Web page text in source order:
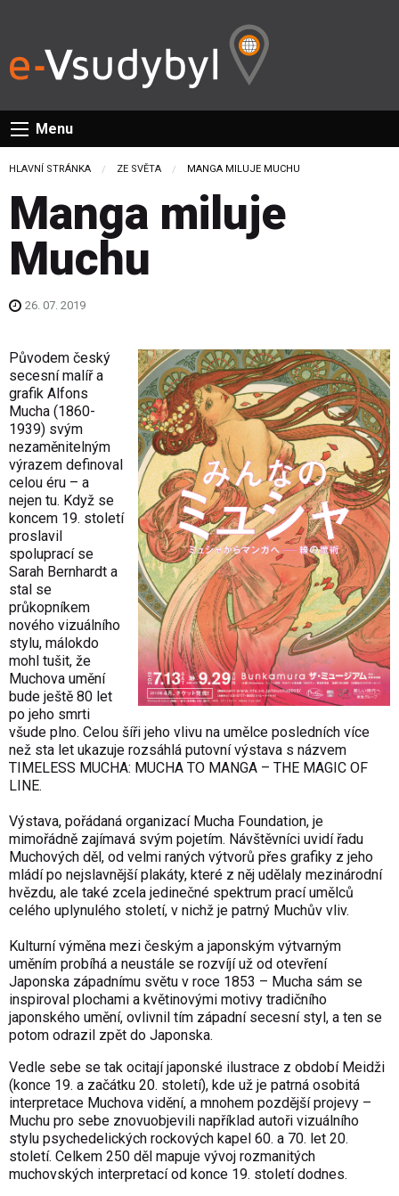
Menu
HLAVNÍ STRÁNKA ZE SVĚTA CURRENT:
MANGA MILUJE MUCHU
Manga miluje
Muchu
26. 07. 2019
Původem český
secesní malíř a
grafik Alfons
Mucha (1860-
1939) svým
nezaměnitelným
výrazem definoval
celou éru – a
nejen tu. Když se
koncem 19. století
proslavil
spoluprací se
Sarah Bernhardt a
stal se
průkopníkem
nového vizuálního
stylu, málokdo
mohl tušit, že
Muchova umění
bude ještě 80 let
po jeho smrti
všude plno. Celou šíři jeho vlivu na umělce posledních více
než sta let ukazuje rozsáhlá putovní výstava s názvem
TIMELESS MUCHA: MUCHA TO MANGA – THE MAGIC OF
LINE.
Výstava, pořádaná organizací Mucha Foundation, je
mimořádně zajímavá svým pojetím. Návštěvníci uvidí řadu
Muchových děl, od velmi raných výtvorů přes grafiky z jeho
mládí po nejslavnější plakáty, které z něj udělaly mezinárodní
hvězdu, ale také zcela jedinečné spektrum prací umělců
celého uplynulého století, v nichž je patrný Muchův vliv.
Kulturní výměna mezi českým a japonským výtvarným
uměním probíhá a neustále se rozvíjí už od otevření
Japonska západnímu světu v roce 1853 – Mucha sám se
inspiroval plochami a květinovými motivy tradičního
japonského umění, ovlivnil tím západní secesní styl, a ten se
potom odrazil zpět do Japonska.
Vedle sebe se tak ocitají japonské ilustrace z období Meidži
(konce 19. a začátku 20. století), kde už je patrná osobitá
interpretace Muchova vidění, a mnohem pozdější projevy –
Muchu pro sebe znovuobjevili například autoři vizuálního
stylu psychedelických rockových kapel 60. a 70. let 20.
století. Celkem 250 děl mapuje vývoj rozmanitých
muchovských interpretací od konce 19. století dodnes.